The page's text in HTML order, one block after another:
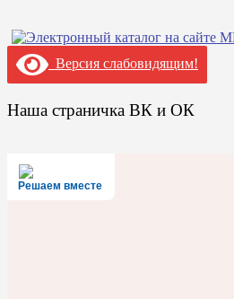
Версия слабовидящим!
Наша страничка ВК и ОК
Решаем вместе